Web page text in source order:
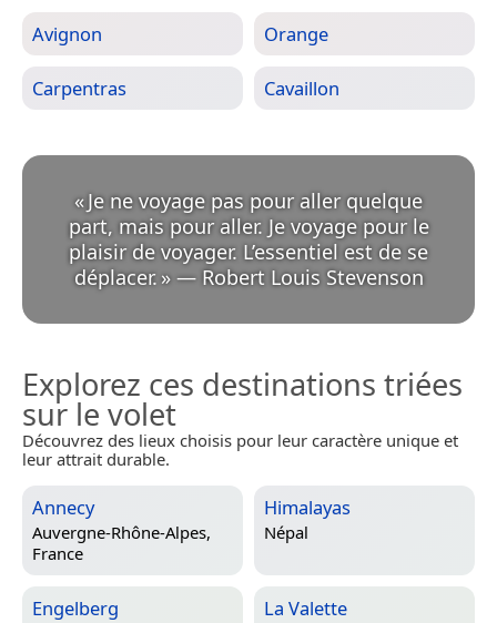
Avignon Orange
Carpentras Cavaillon
«Je ne voyage pas pour aller quelque
part, mais pour aller. Je voyage pour le
plaisir de voyager. L’essentiel est de se
déplacer. » — Robert Louis Stevenson
Explorez ces destinations triées
sur le volet
Découvrez des lieux choisis pour leur caractère unique et
leur attrait durable.
Annecy
Auvergne-Rhône-Alpes,
France
Himalayas
Népal
Engelberg La Valette